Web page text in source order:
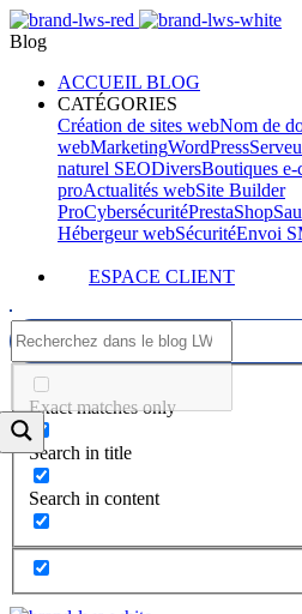
Blog
ACCUEIL BLOG
CATÉGORIES
Création de sites webNom de
webMarketingWordPress
naturel SEODiversBoutiques e-
proActualités webSite Builder
ProCybersécuritéPrestaShop
Hébergeur webSécuritéEnvoi
ESPACE CLIENT
Exact matches only
Search in title
Search in content